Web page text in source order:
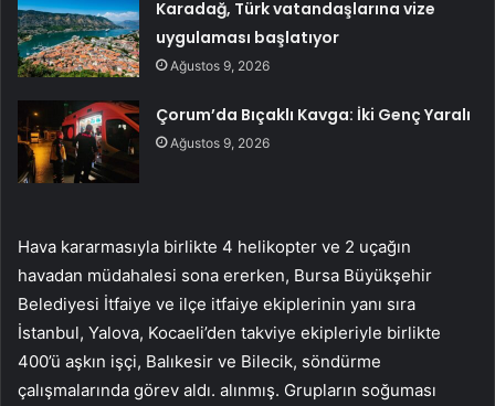
Karadağ, Türk vatandaşlarına vize
uygulaması başlatıyor
Ağustos 9, 2026
Çorum’da Bıçaklı Kavga: İki Genç Yaralı
Ağustos 9, 2026
Hava kararmasıyla birlikte 4 helikopter ve 2 uçağın
havadan müdahalesi sona ererken, Bursa Büyükşehir
Belediyesi İtfaiye ve ilçe itfaiye ekiplerinin yanı sıra
İstanbul, Yalova, Kocaeli’den takviye ekipleriyle birlikte
400’ü aşkın işçi, Balıkesir ve Bilecik, söndürme
çalışmalarında görev aldı. alınmış. Grupların soğuması